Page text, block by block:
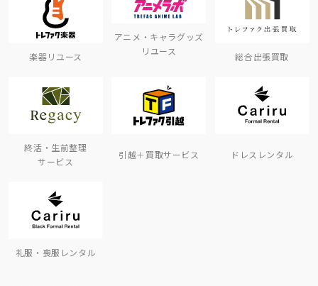
楽器リユース
アニメ・キャラグッズ
リユース
総合出張買取
終活・生前整理
サービス
引越＋買取サービス ドレスレンタル
礼服・喪服レンタル